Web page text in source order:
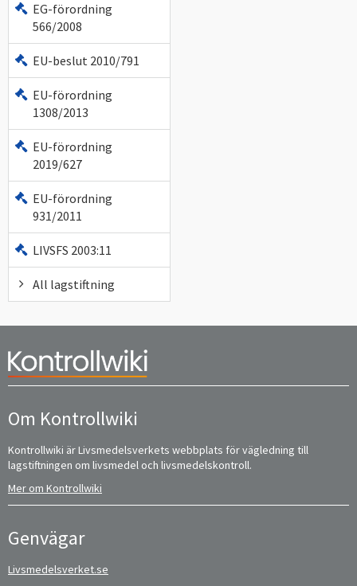
EG-förordning
566/2008
EU-beslut 2010/791
EU-förordning
1308/2013
EU-förordning
2019/627
EU-förordning
931/2011
LIVSFS 2003:11
All lagstiftning
Om Kontrollwiki
Kontrollwiki är Livsmedelsverkets webbplats för vägledning till
lagstiftningen om livsmedel och livsmedelskontroll.
Mer om Kontrollwiki
Genvägar
Livsmedelsverket.se